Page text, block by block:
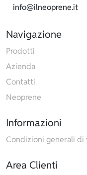
info@ilneoprene.it
Navigazione
Prodotti
Azienda
Contatti
Neoprene
Informazioni
Condizioni generali di
Area Clienti